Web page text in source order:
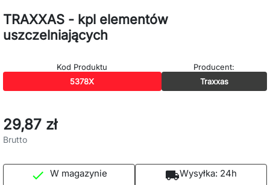
TRAXXAS - kpl elementów
uszczelniających
Kod Produktu
5378X
Producent:
Traxxas
29,87 zł
Brutto
 W magazynie local_shippingWysyłka: 24h